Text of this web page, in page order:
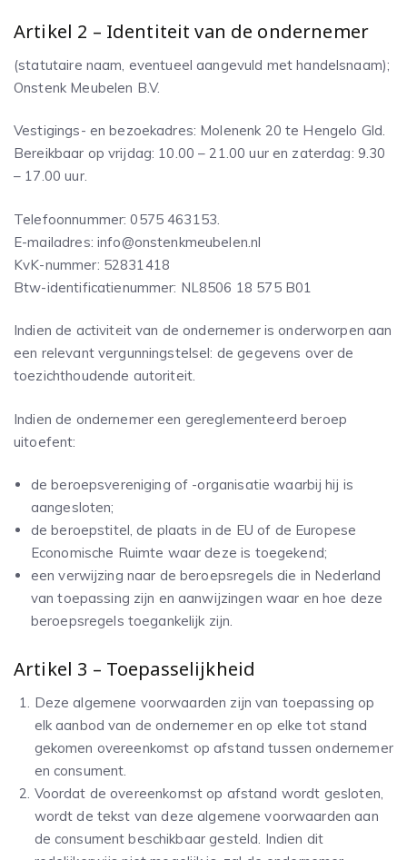
Artikel 2 – Identiteit van de ondernemer
(statutaire naam, eventueel aangevuld met handelsnaam);
Onstenk Meubelen B.V.
Vestigings- en bezoekadres: Molenenk 20 te Hengelo Gld.
Bereikbaar op vrijdag: 10.00 – 21.00 uur en zaterdag: 9.30
– 17.00 uur.
Telefoonnummer: 0575 463153.
E-mailadres: info@onstenkmeubelen.nl
KvK-nummer: 52831418
Btw-identificatienummer: NL8506 18 575 B01
Indien de activiteit van de ondernemer is onderworpen aan
een relevant vergunningstelsel: de gegevens over de
toezichthoudende autoriteit.
Indien de ondernemer een gereglementeerd beroep
uitoefent:
de beroepsvereniging of -organisatie waarbij hij is
aangesloten;
de beroepstitel, de plaats in de EU of de Europese
Economische Ruimte waar deze is toegekend;
een verwijzing naar de beroepsregels die in Nederland
van toepassing zijn en aanwijzingen waar en hoe deze
beroepsregels toegankelijk zijn.
Artikel 3 – Toepasselijkheid
Deze algemene voorwaarden zijn van toepassing op
elk aanbod van de ondernemer en op elke tot stand
gekomen overeenkomst op afstand tussen ondernemer
en consument.
Voordat de overeenkomst op afstand wordt gesloten,
wordt de tekst van deze algemene voorwaarden aan
de consument beschikbaar gesteld. Indien dit